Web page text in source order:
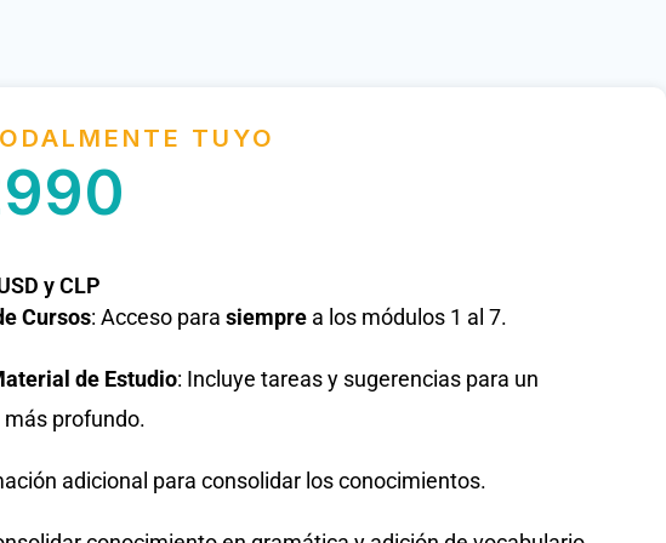
TUYO
y CLP
Cursos: Acceso para siempre a los módulos 1 al 7.
de Estudio: Incluye tareas y sugerencias para un
profundo.
adicional para consolidar los conocimientos.